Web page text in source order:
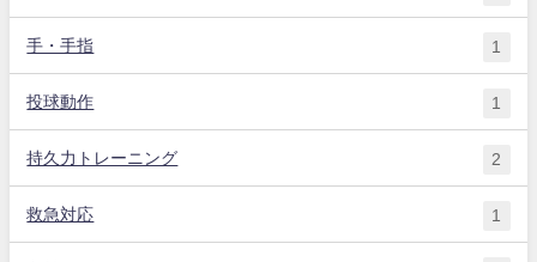
手・手指 1
投球動作 1
持久力トレーニング 2
救急対応 1